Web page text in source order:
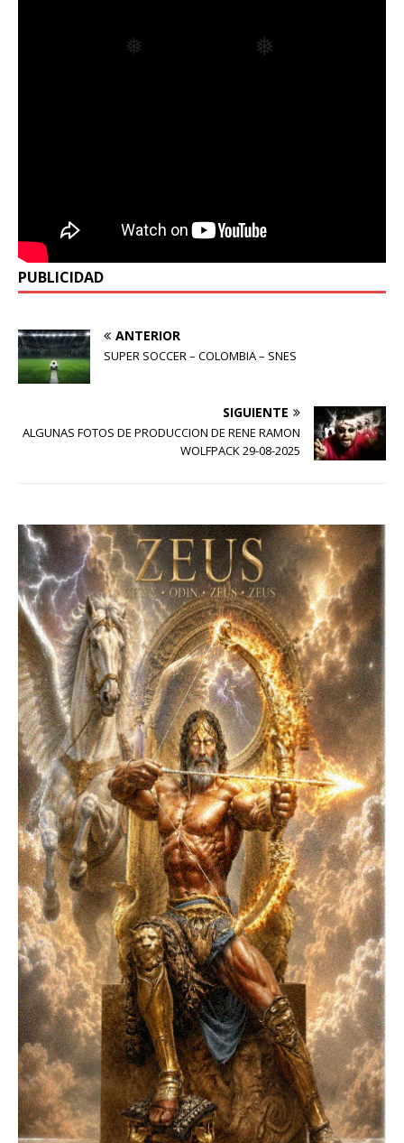
PUBLICIDAD
ANTERIOR
SUPER SOCCER – COLOMBIA – SNES
SIGUIENTE
ALGUNAS FOTOS DE PRODUCCION DE RENE RAMON
WOLFPACK 29-08-2025